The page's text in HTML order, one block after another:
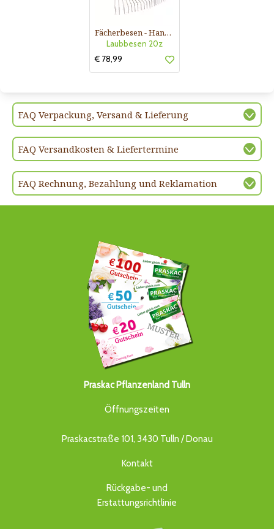
Fächerbesen - Handlaubbesen
Laubbesen 20z
€ 78,99
FAQ Verpackung, Versand & Lieferung
FAQ Versandkosten & Liefertermine
FAQ Rechnung, Bezahlung und Reklamation
Praskac Pflanzenland Tulln
Öffnungszeiten
Praskacstraße 101, 3430 Tulln / Donau
Kontakt
Rückgabe- und
Erstattungsrichtlinie